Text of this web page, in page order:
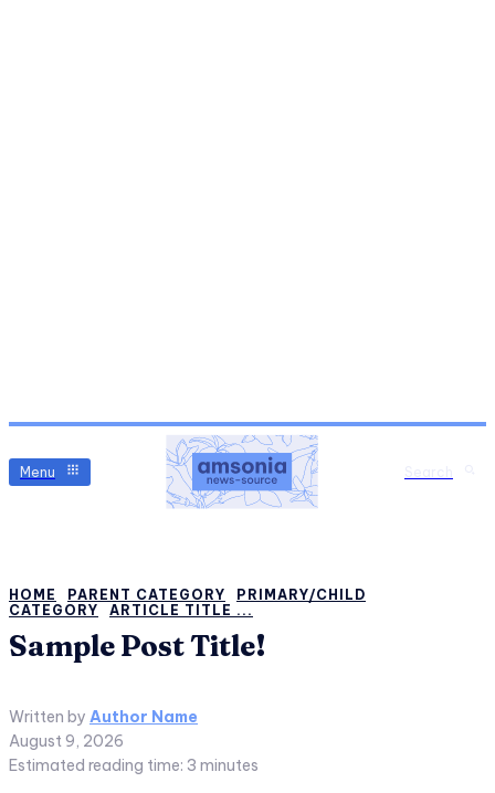
Menu
HOME PARENT CATEGORY
PRIMARY/CHILD
CATEGORY
ARTICLE TITLE ...
Sample Post Title!
Written by Author Name
August 9, 2026
Estimated reading time: 3 minutes